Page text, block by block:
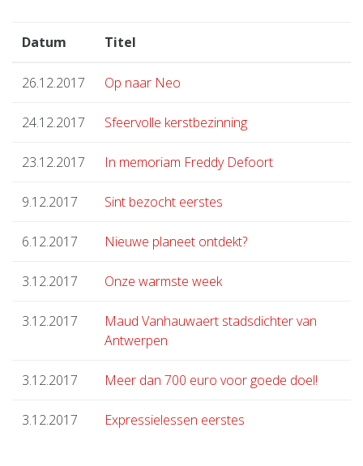
Datum Titel
26.12.2017 Op naar Neo
24.12.2017 Sfeervolle kerstbezinning
23.12.2017 In memoriam Freddy Defoort
9.12.2017 Sint bezocht eerstes
6.12.2017 Nieuwe planeet ontdekt?
3.12.2017 Onze warmste week
3.12.2017
Maud Vanhauwaert stadsdichter van
Antwerpen
3.12.2017 Meer dan 700 euro voor goede doel!
3.12.2017 Expressielessen eerstes